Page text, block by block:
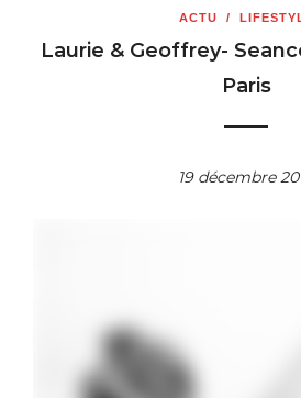
ACTU /
Laurie & Geoffrey-
Paris
19 décembre